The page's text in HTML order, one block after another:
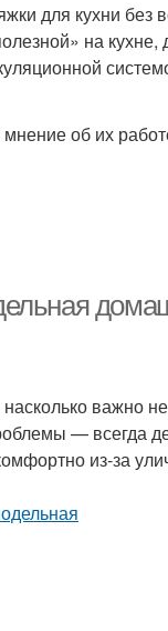
для кухни без
на кухне,
об их
насколько важно
— всегда
из-за